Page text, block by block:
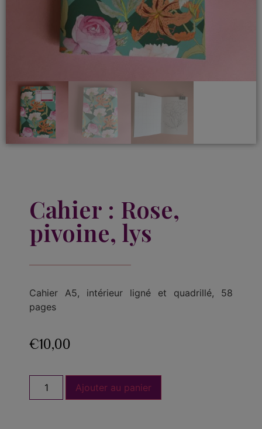
Cahier : Rose,
pivoine, lys
Cahier A5, intérieur ligné et quadrillé, 58
pages
€10,00
Ajouter au panier